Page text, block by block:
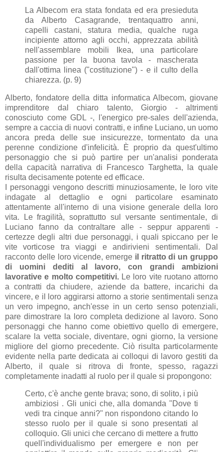
La Albecom era stata fondata ed era presieduta
da Alberto Casagrande, trentaquattro anni,
capelli castani, statura media, qualche ruga
incipiente attorno agli occhi, apprezzata abilità
nell'assemblare mobili Ikea, una particolare
passione per la buona tavola - mascherata
dall'ottima linea ("costituzione") - e il culto della
chiarezza. (p. 9)
Alberto, fondatore della ditta informatica Albecom, giovane
imprenditore dal chiaro talento, Giorgio - altrimenti
conosciuto come GDL -, l'energico pre-sales dell'azienda,
sempre a caccia di nuovi contratti, e infine Luciano, un uomo
ancora preda delle sue insicurezze, tormentato da una
perenne condizione d'infelicità. È proprio da quest'ultimo
personaggio che si può partire per un'analisi ponderata
della capacità narrativa di Francesco Targhetta, la quale
risulta decisamente potente ed efficace.
I personaggi vengono descritti minuziosamente, le loro vite
indagate al dettaglio e ogni particolare esaminato
attentamente all'interno di una visione generale della loro
vita. Le fragilità, soprattutto sul versante sentimentale, di
Luciano fanno da contraltare alle - seppur apparenti -
certezze degli altri due personaggi, i quali spiccano per le
vite vorticose tra viaggi e andirivieni sentimentali. Dal
racconto delle loro vicende, emerge il ritratto di un gruppo
di uomini dediti al lavoro, con grandi ambizioni
lavorative e molto competitivi.Le loro vite ruotano attorno
a contratti da chiudere, aziende da battere, incarichi da
vincere, e il loro aggirarsi attorno a storie sentimentali senza
un vero impegno, anch'esse in un certo senso potenziali,
pare dimostrare la loro completa dedizione al lavoro. Sono
personaggi che hanno come obiettivo quello di emergere,
scalare la vetta sociale, diventare, ogni giorno, la versione
migliore del giorno precedente. Ciò risulta particolarmente
evidente nella parte dedicata ai colloqui di lavoro gestiti da
Alberto, il quale si ritrova di fronte, spesso, ragazzi
completamente inadatti al ruolo per il quale si propongono:
Certo, c'è anche gente brava; sono, di solito, i più
ambiziosi . Gli unici che, alla domanda "Dove ti
vedi tra cinque anni?" non rispondono citando lo
stesso ruolo per il quale si sono presentati al
colloquio. Gli unici che cercano di mettere a frutto
quell'individualismo per emergere e non per